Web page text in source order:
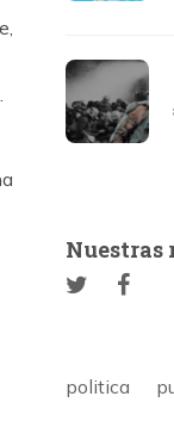
Nuestras
politica